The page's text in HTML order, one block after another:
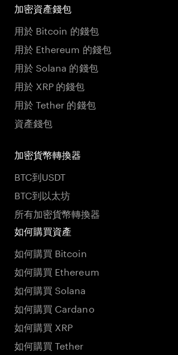
加密資產錢包
用於 Bitcoin 的錢包
用於 Ethereum 的錢包
用於 Solana 的錢包
用於 XRP 的錢包
用於 Tether 的錢包
資產錢包
加密貨幣轉換器
BTC到USDT
BTC到以太坊
所有加密貨幣轉換器
如何購買資產
如何購買 Bitcoin
如何購買 Ethereum
如何購買 Solana
如何購買 Cardano
如何購買 XRP
如何購買 Tether